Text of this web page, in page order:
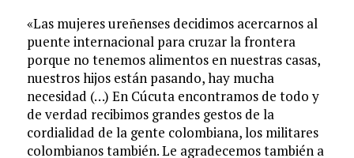
«Las mujeres ureñenses decidimos acercarnos al
puente internacional para cruzar la frontera
porque no tenemos alimentos en nuestras casas,
nuestros hijos están pasando, hay mucha
necesidad (…) En Cúcuta encontramos de todo y
de verdad recibimos grandes gestos de la
cordialidad de la gente colombiana, los militares
colombianos también. Le agradecemos también a